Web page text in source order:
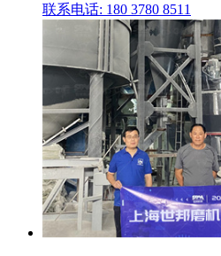
联系电话: 180 3780 8511